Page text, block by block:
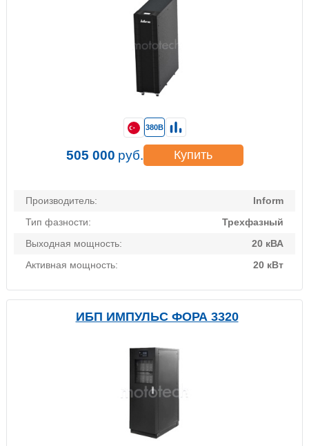
Производитель:
Inform
Тип фазности:
Трехфазный
Выходная мощность:
20 кВА
Активная мощность:
20 кВт
380В
505 000 руб. Купить
ИБП ИМПУЛЬС ФОРА 3320